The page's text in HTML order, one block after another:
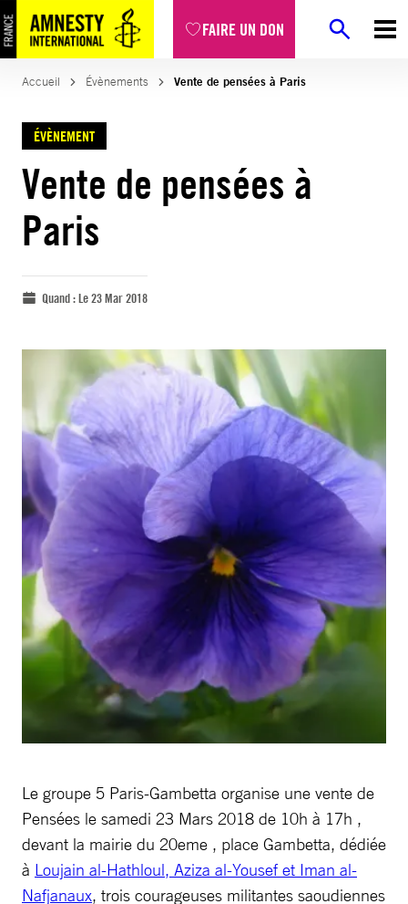
FAIRE UN DON
Accueil Évènements Vente de pensées à Paris
ÉVÈNEMENT
Vente de pensées à
Paris
Quand :Le 23 Mar 2018
Le groupe 5 Paris-Gambetta organise une vente de
Pensées le samedi 23 Mars 2018 de 10h à 17h ,
devant la mairie du 20eme , place Gambetta, dédiée
à Loujain al-Hathloul, Aziza al-Yousef et Iman al-
Nafjanaux, trois courageuses militantes saoudiennes